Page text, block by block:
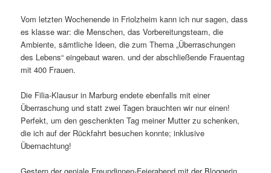
Vom letzten Wochenende in Friolzheim kann ich nur sagen, dass
es klasse war: die Menschen, das Vorbereitungsteam, die
Ambiente, sämtliche Ideen, die zum Thema „Überraschungen
des Lebens“ eingebaut waren. und der abschließende Frauentag
mit 400 Frauen.
Die Filia-Klausur in Marburg endete ebenfalls mit einer
Überraschung und statt zwei Tagen brauchten wir nur einen!
Perfekt, um den geschenkten Tag meiner Mutter zu schenken,
die ich auf der Rückfahrt besuchen konnte; inklusive
Übernachtung!